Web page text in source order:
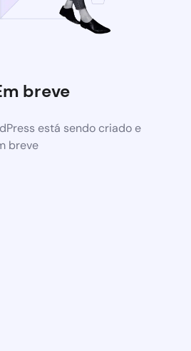
breve
está sendo criado e
breve